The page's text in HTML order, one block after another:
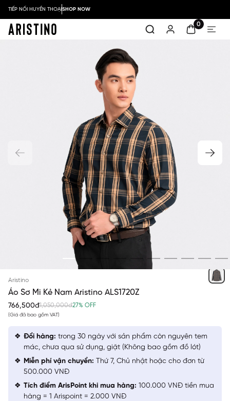
TIẾP NỐI HUYỀN THOẠISHOP NOW
0
Aristino
Áo Sơ Mi Kẻ Nam Aristino ALS1720Z
766,500đ1,050,000đ27% OFF
(Giá đã bao gồm VAT)
ĐEN KẺ NÂU DỆT HỌA TIẾT
Đổi hàng: trong 30 ngày với sản phẩm còn nguyên tem
mác, chưa qua sử dụng, giặt (Không bao gồm đồ lót)
Miễn phí vận chuyển: Thứ 7, Chủ nhật hoặc cho đơn từ
500.000 VNĐ
Tích điểm ArisPoint khi mua hàng: 100.000 VNĐ tiền mua
hàng = 1 Arispoint = 2.000 VNĐ